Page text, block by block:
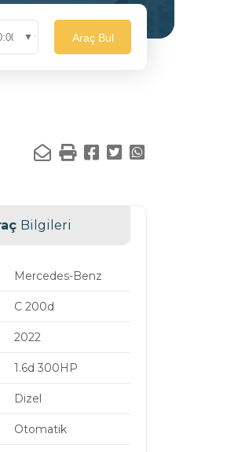
Araç Bul
Bilgileri
Mercedes-Benz
C 200d
2022
1.6d 300HP
Dizel
Otomatik